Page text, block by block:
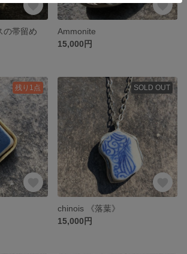
の帯留め
Ammonite
15,000円
残り1点 SOLD OUT
chinois 《落葉》
15,000円